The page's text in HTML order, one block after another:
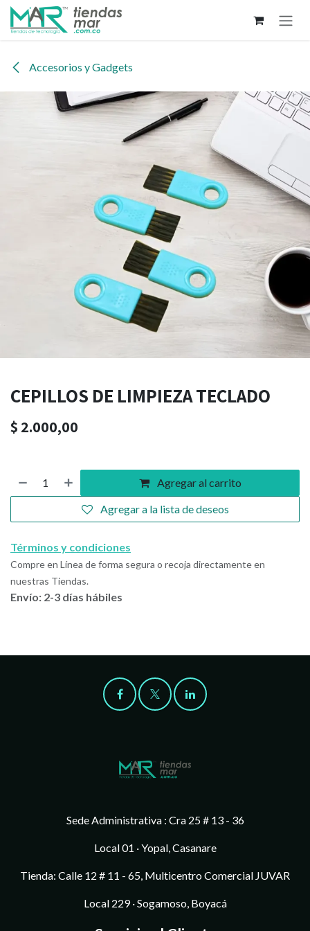
Ir al contenido
Accesorios y Gadgets
CEPILLOS DE LIMPIEZA TECLADO
$ 2.000,00
Agregar al carrito
Agregar a la lista de deseos
Términos y condiciones
Compre en Línea de forma segura o recoja directamente en
nuestras Tiendas.
Envío: 2-3 días hábiles
Sede Administrativa : Cra 25 # 13 - 36
Local 01 · Yopal, Casanare
Tienda: Calle 12 # 11 - 65, Multicentro Comercial JUVAR
Local 229 · Sogamoso, Boyacá